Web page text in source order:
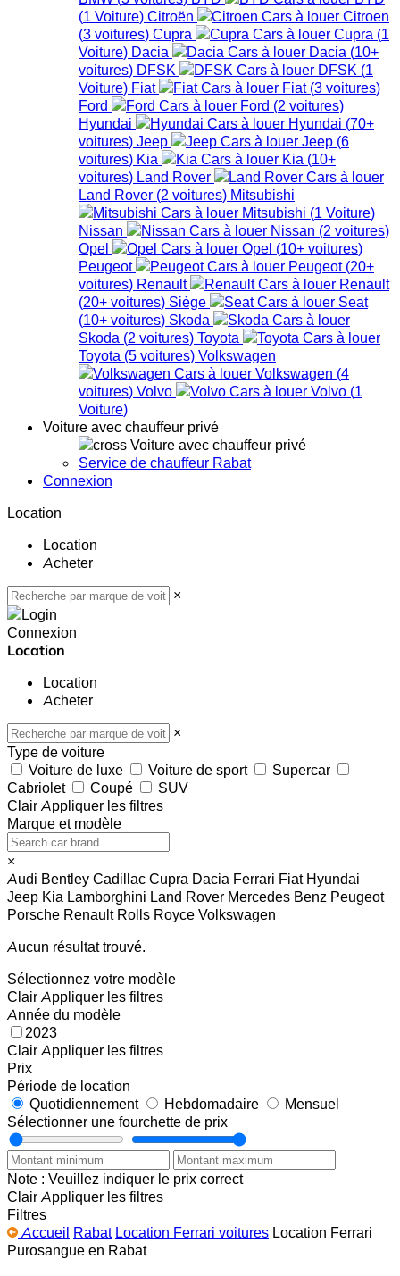
(1 Voiture) Citroën
Citroen
(3 voitures) Cupra Cupra (1
Voiture) Dacia Dacia (10+
voitures) DFSK DFSK (1
Voiture) Fiat Fiat (3 voitures)
Ford
Ford (2 voitures)
Hyundai
Hyundai (70+
voitures) Jeep Jeep (6
voitures) Kia Kia (10+
voitures) Land Rover
Land Rover (2 voitures) Mitsubishi
Mitsubishi (1 Voiture)
Nissan
Nissan (2 voitures)
Opel
Opel (10+ voitures)
Peugeot
Peugeot (20+
voitures) Renault
Renault
(20+ voitures) Siège
Seat
(10+ voitures) Skoda
Skoda (2 voitures) Toyota
Toyota (5 voitures) Volkswagen
Volkswagen (4
voitures) Volvo Volvo (1
Voiture)
Voiture avec chauffeur privé
Voiture avec chauffeur privé
Service de chauffeur Rabat
Connexion
Location
Location
Acheter
×
Connexion
Location
Location
Acheter
×
Type de voiture
Voiture de luxe
Voiture de sport
Supercar
Cabriolet
Coupé
SUV
Clair Appliquer les filtres
Marque et modèle
×
Audi Bentley Cadillac Cupra Dacia Ferrari Fiat Hyundai
Jeep Kia Lamborghini Land Rover Mercedes Benz Peugeot
Porsche Renault Rolls Royce Volkswagen
Aucun résultat trouvé.
Sélectionnez votre modèle
Clair Appliquer les filtres
Année du modèle
2023
Clair Appliquer les filtres
Prix
Période de location
Quotidiennement
Hebdomadaire
Mensuel
Sélectionner une fourchette de prix
Note : Veuillez indiquer le prix correct
Clair Appliquer les filtres
Filtres
Accueil Rabat Location Ferrari voitures Location Ferrari
Purosangue en Rabat